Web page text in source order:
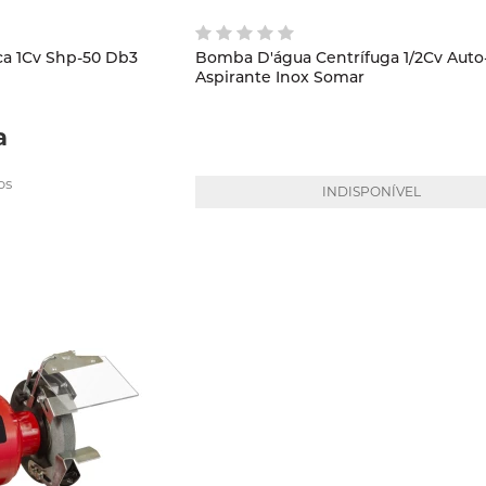
1Cv Shp-50 Db3
Bomba D'água Centrífuga 1/2Cv
Aspirante Inox Somar
INDISPONÍVEL